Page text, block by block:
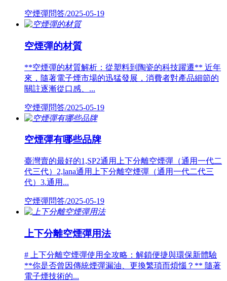
空煙彈問答/2025-05-19
空煙彈的材質
**空煙彈的材質解析：從塑料到陶瓷的科技躍遷** 近年
來，隨著電子煙市場的迅猛發展，消費者對產品細節的
關註逐漸從口感、...
空煙彈問答/2025-05-19
空煙彈有哪些品牌
臺灣賣的最好的1,SP2通用上下分離空煙彈（通用一代二
代三代）2,lana通用上下分離空煙彈（通用一代二代三
代）3.通用...
空煙彈問答/2025-05-19
上下分離空煙彈用法
# 上下分離空煙彈使用全攻略：解鎖便捷與環保新體驗
**你是否曾因傳統煙彈漏油、更換繁瑣而煩惱？** 隨著
電子煙技術的...